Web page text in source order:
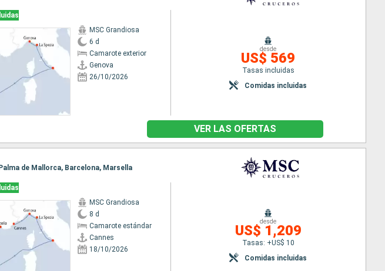
MSC Grandiosa
6 d
Camarote exterior
Genova
26/10/2026
desde
US$ 569
Tasas incluidas
Comidas incluidas
VER LAS OFERTAS
de Mallorca, Barcelona, Marsella
MSC Grandiosa
8 d
Camarote estándar
Cannes
18/10/2026
desde
US$ 1,209
Tasas: +US$ 10
Comidas incluidas